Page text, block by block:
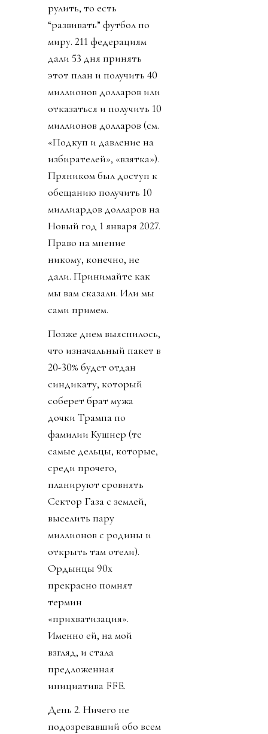
рулить, то есть
“развивать” футбол по
миру. 211 федерациям
дали 53 дня принять
этот план и получить 40
миллионов долларов или
отказаться и получить 10
миллионов долларов (см.
«Подкуп и давление на
избирателей», «взятка»).
Пряником был доступ к
обещанию получить 10
миллиардов долларов на
Новый год 1 января 2027.
Право на мнение
никому, конечно, не
дали. Принимайте как
мы вам сказали. Или мы
сами примем.
Позже днем выяснилось,
что изначальный пакет в
20-30% будет отдан
синдикату, который
соберет брат мужа
дочки Трампа по
фамилии Кушнер (те
самые дельцы, которые,
среди прочего,
планируют сровнять
Сектор Газа с землей,
выселить пару
миллионов с родины и
открыть там отели).
Ордынцы 90х
прекрасно помнят
термин
«прихватизация».
Именно ей, на мой
взгляд, и стала
предложенная
инициатива FFE.
День 2. Ничего не
подозревавший обо всем